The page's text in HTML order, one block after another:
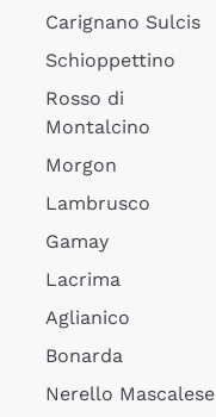
Carignano Sulcis
Schioppettino
Rosso di
Montalcino
Morgon
Lambrusco
Gamay
Lacrima
Aglianico
Bonarda
Nerello Mascalese